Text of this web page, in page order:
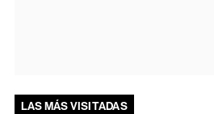
LAS MÁS VISITADAS